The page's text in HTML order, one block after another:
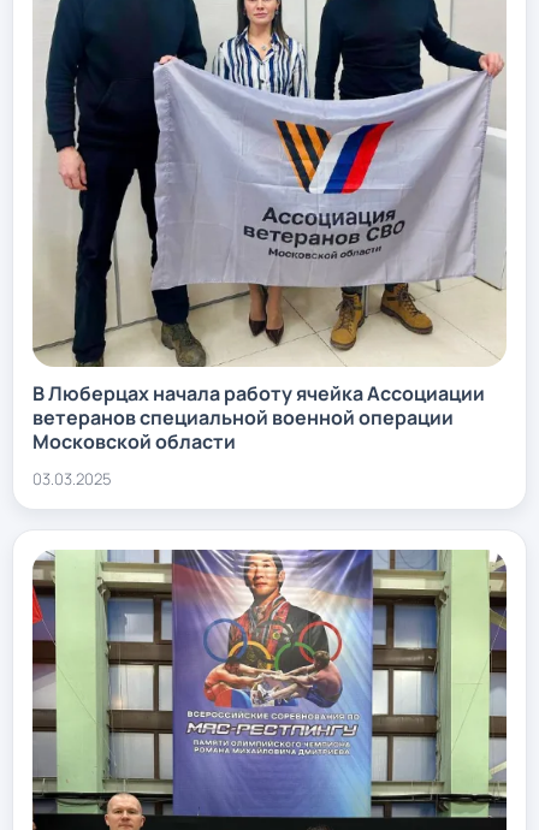
В Люберцах начала работу ячейка Ассоциации
ветеранов специальной военной операции
Московской области
03.03.2025